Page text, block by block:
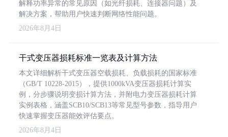
解释功率异常的常见原因（如光纤损耗、连接器问题）及
解决方案，帮助用户快速判断网络性能问题。
2026年8月4日
干式变压器损耗标准一览表及计算方法
本文详细解析干式变压器空载损耗、负载损耗的国家标准
（GB/T 10228-2015），提供1000kVA变压器损耗计算实
例，分步骤说明变损计算方法，并附电力变压器损耗计算
实例表格，涵盖SCB10/SCB13等常见型号参数，指导用户
快速掌握变压器能效评估要点。
2026年8月4日